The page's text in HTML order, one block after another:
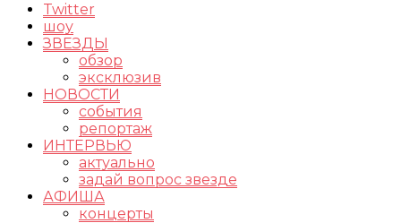
Twitter
шоу
ЗВЕЗДЫ
обзор
эксклюзив
НОВОСТИ
события
репортаж
ИНТЕРВЬЮ
актуально
задай вопрос звезде
АФИША
концерты